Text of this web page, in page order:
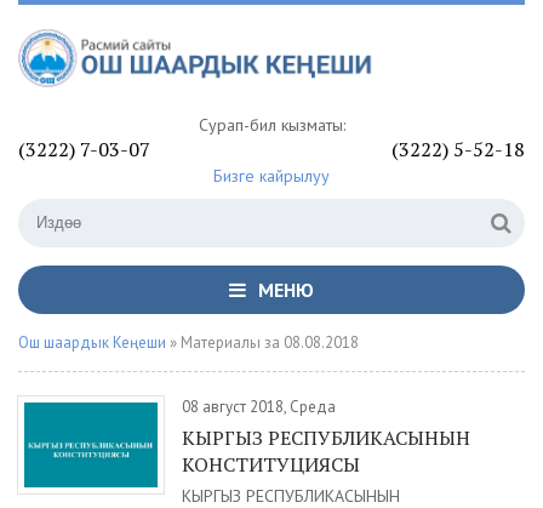
Сурап-билүү кызматы:
(3222) 7-03-07 (3222) 5-52-18
Бизге кайрылуу
МЕНЮ
Ош шаардык Кеңеши » Материалы за 08.08.2018
08 август 2018, Среда
КЫРГЫЗ РЕСПУБЛИКАСЫНЫН
КОНСТИТУЦИЯСЫ
КЫРГЫЗ РЕСПУБЛИКАСЫНЫН